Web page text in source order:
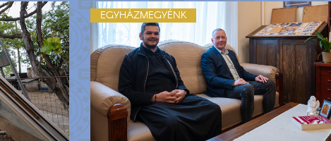
EGYHÁZMEGYÉNK